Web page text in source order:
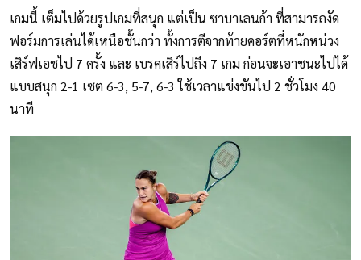
เกมนี้ เต็มไปด้วยรูปเกมที่สนุก แต่เป็น ซาบาเลนก้า ที่สามารถงัด
ฟอร์มการเล่นได้เหนือชั้นกว่า ทั้งการตีจากท้ายคอร์ตที่หนักหน่วง
เสิร์ฟเอชไป 7 ครั้ง และ เบรคเสิร์ไปถึง 7 เกม ก่อนจะเอาชนะไปได้
แบบสนุก 2-1 เซต 6-3, 5-7, 6-3 ใช้เวลาแข่งขันไป 2 ชั่วโมง 40
นาที